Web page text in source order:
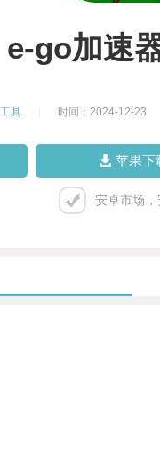
e-go加速
工具 时间：2024-12-23
苹果下
安卓市场，